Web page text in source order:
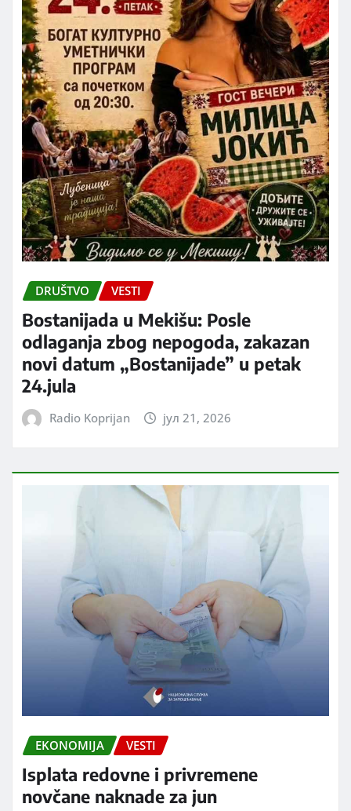
DRUŠTVO VESTI
Bostanijada u Mekišu: Posle
odlaganja zbog nepogoda, zakazan
novi datum „Bostanijade” u petak
24.jula
Radio Koprijan јул 21, 2026
EKONOMIJA VESTI
Isplata redovne i privremene
novčane naknade za jun